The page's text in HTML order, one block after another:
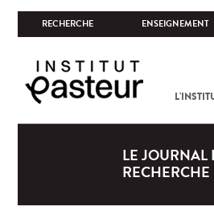
RECHERCHE ENSEIGNEMENT
LE JOURNAL
RECHERCHE